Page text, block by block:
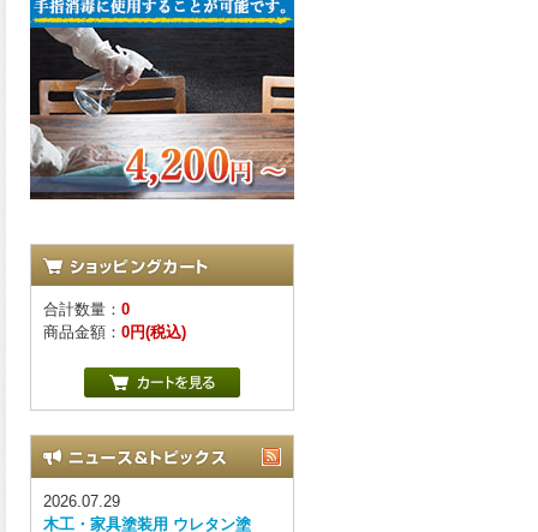
合計数量： 0
商品金額： 0円(税込)
2026.07.29
木工・家具塗装用 ウレタン塗